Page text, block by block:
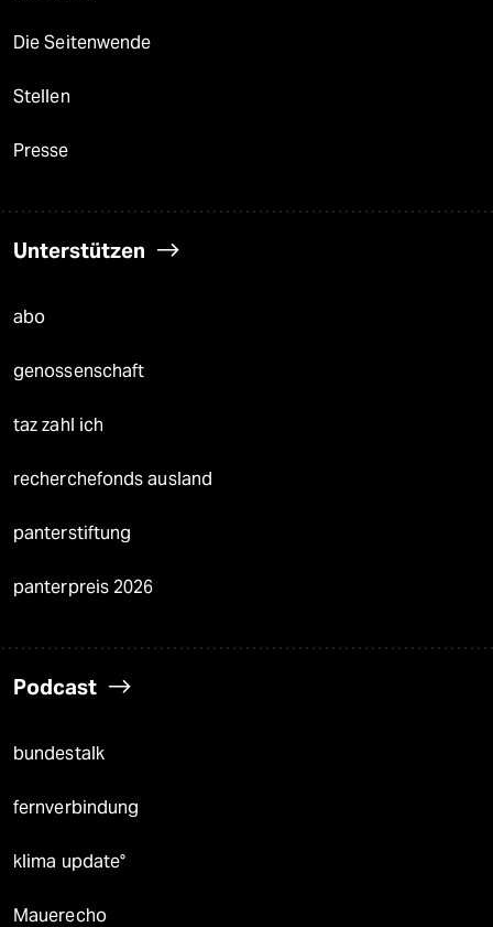
Die Seitenwende
Stellen
Presse
Unterstützen
abo
genossenschaft
taz zahl ich
recherchefonds ausland
panterstiftung
panterpreis 2026
Podcast
bundestalk
fernverbindung
klima update°
Mauerecho